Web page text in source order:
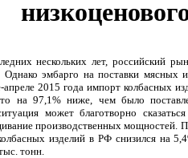
нескольких лет, российский
Однако эмбарго на поставки мясных
2015 года импорт колбасных
на 97,1% ниже, чем было
может благотворно
производственных мощностей.
изделий в РФ снизился на
тонн.